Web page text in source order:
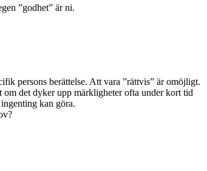
”godhet” är ni.
persons berättelse. Att vara ”rättvis” är omöjligt.
om det dyker upp märkligheter ofta under kort tid
kan göra.